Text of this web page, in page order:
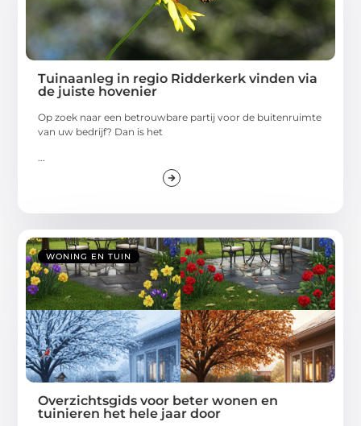
Tuinaanleg in regio Ridderkerk vinden via
de juiste hovenier
Op zoek naar een betrouwbare partij voor de buitenruimte
van uw bedrijf? Dan is het
...
WONING EN TUIN
Overzichtsgids voor beter wonen en
tuinieren het hele jaar door